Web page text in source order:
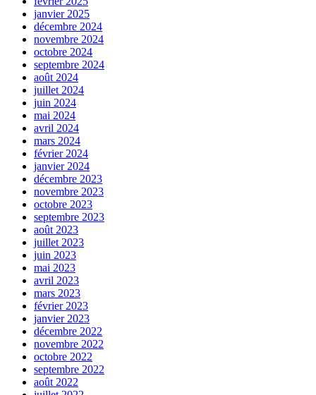
janvier 2025
décembre 2024
novembre 2024
octobre 2024
septembre 2024
août 2024
juillet 2024
juin 2024
mai 2024
avril 2024
mars 2024
février 2024
janvier 2024
décembre 2023
novembre 2023
octobre 2023
septembre 2023
août 2023
juillet 2023
juin 2023
mai 2023
avril 2023
mars 2023
février 2023
janvier 2023
décembre 2022
novembre 2022
octobre 2022
septembre 2022
août 2022